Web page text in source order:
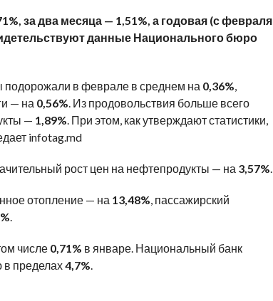
за два месяца — 1,51%, а годовая (с февраля
данные Национального бюро
в феврале в среднем на 0,36%,
— на 0,56%. Из продовольствия больше всего
— 1,89%. При этом, как утверждают статистики,
infotag.md
рост цен на нефтепродукты — на 3,57%.
отопление — на 13,48%, пассажирский
.
числе 0,71% в январе. Национальный банк
в пределах4,7%.